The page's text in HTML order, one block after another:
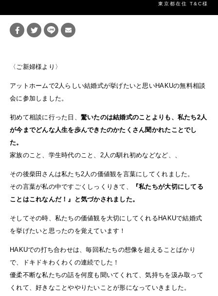
東京都在住 T&C様
〈ご新婦様より〉
アットホームで2人らしい結婚式が挙げたいと思いHAKUの無料相談
会に参加しました。
初めて相談に行った日、 驚いたのは結婚式のことよりも、私たち2人
が今までどんな人生を歩んできたのかたくさん聞かれたことでし
た。
家族のこと、学生時代のこと、2人の馴れ初めなどなど、、
その後柴田さんは私たち2人の価値観を言葉にしてくれました。
その言葉が私の中ですごくしっくりきて、
『私たちが大切にしてる
ことはこれなんだ！』と気づかされました。
そしてその時、私たちの価値観を大切にしてくれるHAKUで結婚式
を挙げたいと思ったのを覚えています！
HAKUでの打ち合わせは、毎回私たちの想像を超えることばかり
で、ドキドキわくわくの連続でした！
優柔不断な私たちの話を何度も聞いてくれて、気持ちを汲み取って
くれて、好きなことややりたいことが形になっていきました。